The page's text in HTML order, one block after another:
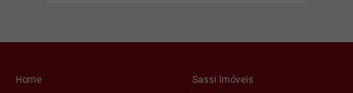
Home
Sassi Imóveis